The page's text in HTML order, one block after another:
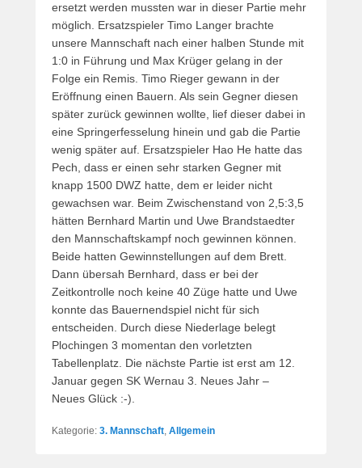
ersetzt werden mussten war in dieser Partie mehr
möglich. Ersatzspieler Timo Langer brachte
unsere Mannschaft nach einer halben Stunde mit
1:0 in Führung und Max Krüger gelang in der
Folge ein Remis. Timo Rieger gewann in der
Eröffnung einen Bauern. Als sein Gegner diesen
später zurück gewinnen wollte, lief dieser dabei in
eine Springerfesselung hinein und gab die Partie
wenig später auf. Ersatzspieler Hao He hatte das
Pech, dass er einen sehr starken Gegner mit
knapp 1500 DWZ hatte, dem er leider nicht
gewachsen war. Beim Zwischenstand von 2,5:3,5
hätten Bernhard Martin und Uwe Brandstaedter
den Mannschaftskampf noch gewinnen können.
Beide hatten Gewinnstellungen auf dem Brett.
Dann übersah Bernhard, dass er bei der
Zeitkontrolle noch keine 40 Züge hatte und Uwe
konnte das Bauernendspiel nicht für sich
entscheiden. Durch diese Niederlage belegt
Plochingen 3 momentan den vorletzten
Tabellenplatz. Die nächste Partie ist erst am 12.
Januar gegen SK Wernau 3. Neues Jahr –
Neues Glück :-).
Kategorie: 3. Mannschaft, Allgemein